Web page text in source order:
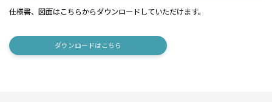
仕様書、図面はこちらからダウンロードしていただけます。
ダウンロードはこちら